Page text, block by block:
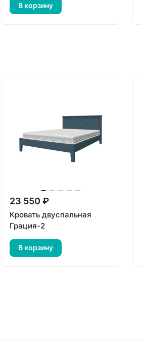
В корзину
23 550 ₽
Кровать двуспальная
Грация-2
В корзину